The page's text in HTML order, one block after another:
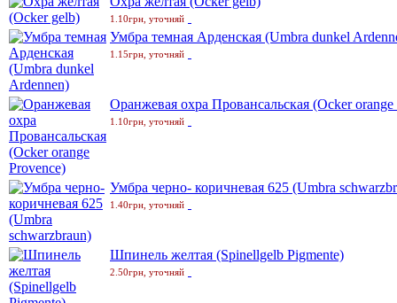
1.10грн, уточняй
Умбра темная Арденская (Umbra dunkel
1.15грн, уточняй
Оранжевая охра Провансальская (Ocker orange
1.10грн, уточняй
Умбра черно- коричневая 625 (Umbra
1.40грн, уточняй
Шпинель желтая (Spinellgelb Pigmente)
2.50грн, уточняй